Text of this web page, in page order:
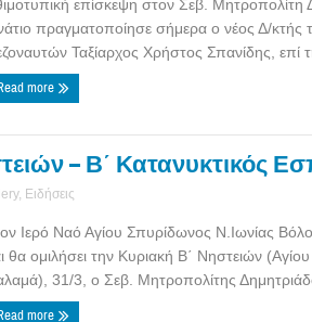
επίσκεψη στον Σεβ. Μητροπολίτη
πραγματοποίησε σήμερα ο νέος Δ/κτής
Ταξίαρχος Χρήστος Σπανίδης, επί
more
– Β΄ Κατανυκτικός
, Ειδήσεις
Ιερό Ναό Αγίου Σπυρίδωνος Ν.Ιωνίας
θα ομιλήσει την Κυριακή Β΄ Νηστειών
31/3, ο Σεβ. Μητροπολίτης
more